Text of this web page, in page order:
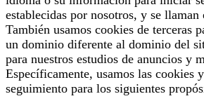
establecidas por nosotros, y se
También usamos cookies de terceras
un dominio diferente al dominio del
para nuestros estudios de anuncios y
Específicamente, usamos las cookies
seguimiento para los siguientes